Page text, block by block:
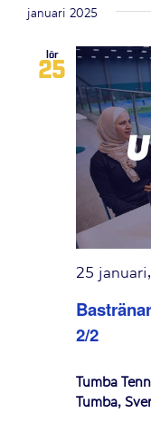
januari 2025
lör
25
2/2
25
Tumba
Tumba,